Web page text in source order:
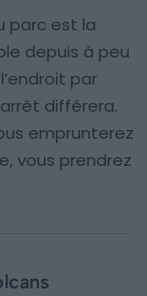
parc est la
depuis à peu
par
différera.
emprunterez
vous prendrez